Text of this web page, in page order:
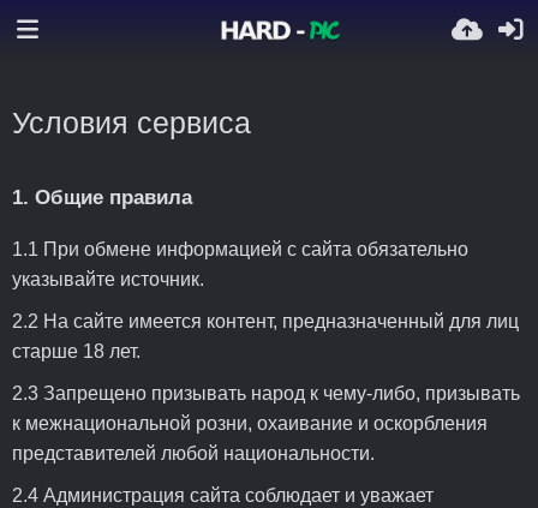
Условия сервиса
1. Общие правила
1.1 При обмене информацией с сайта обязательно
указывайте источник.
2.2 На сайте имеется контент, предназначенный для лиц
старше 18 лет.
2.3 Запрещено призывать народ к чему-либо, призывать
к межнациональной розни, охаивание и оскорбления
представителей любой национальности.
2.4 Администрация сайта соблюдает и уважает